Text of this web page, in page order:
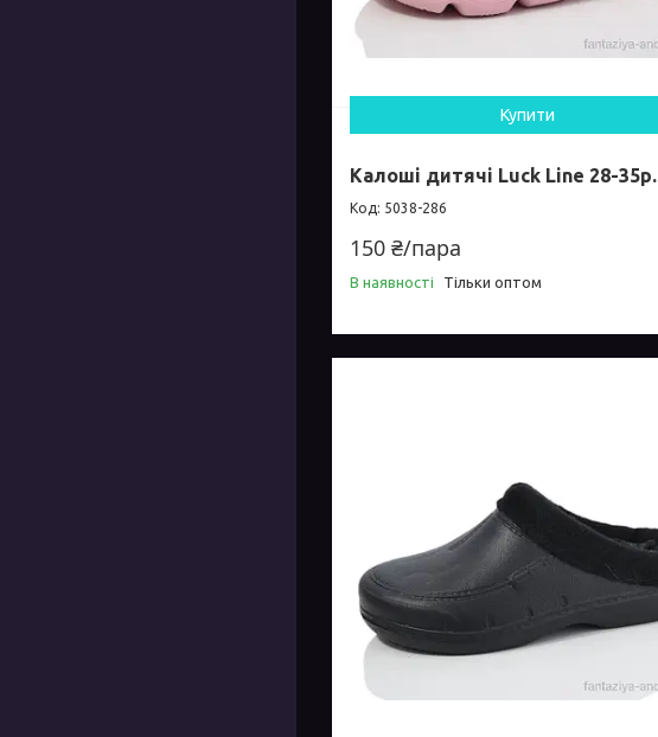
Купити
Калоші дитячі Luck Line 28-35р.
5038-286
150 ₴/пара
В наявності Тільки оптом